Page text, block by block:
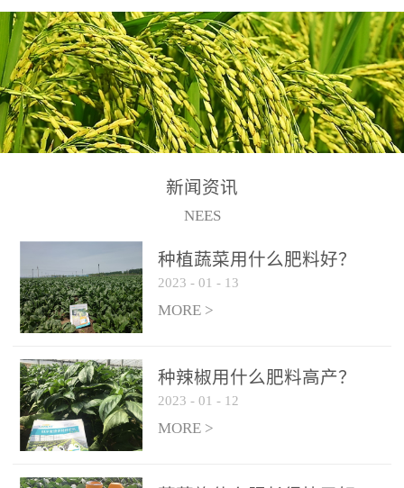
释放并快速补充营养。3、
作为补氮肥使用：30-100
倍喷施，在开花前期、幼
果期及采摘后各施一次，
间隔2-3周喷施一次。4、
作为叶面肥喷施使用：稀
周喷施一次。5、冲施及滴
灌：亩用量2-3公斤，冲施
进水75%后再进肥效果更
佳。
200g，成年树放射状沟
施，每棵用0.5kg-1kg，可
拌肥施，也可拌土施。4、
拌苗床土：每平方米苗床
土用本品1kg-2kg与苗床土
混匀后播种。5、园林盆
土用本品30g-50g追肥或作
底肥。
料【产品剂型】水剂【产
品规格】5kg、20kg【技术
指标】有机质≥200g/L、
N+K2O70g/L、PH:6.5-
8.5、水不溶物≤50g/L【执
行标准】NY/T3831-
(2019)准字15306号【使用
灌及无土栽培和营养液的
配方施肥。1、苗期冲施、
滴灌:3-5kg/亩/次(45-75kg/
公顷/次)。2、花前花后或
生长前期︰冲施、滴灌2.5-
5kg/亩/次配合大量元素水
溶肥一起使用，花芽、花
苞饱满，座果率高。3、幼
料【产品剂型】水剂【产
品规格】5kg、20kg【技术
指标】有机质≥200g/L、
N+K2O70g/L、PH:6.5-
8.5、水不溶物≤50g/L【执
行标准】NY/T3831-
(2019)准字15306号【使用
方法】适合于基施、追
灌及无土栽培和营养液的
配方施肥。1、苗期冲施、
5kg/亩/次配合大量元素水
新闻资讯
NEES
种植蔬菜用什么肥料好？
2023 - 01 - 13
MORE >
种辣椒用什么肥料高产？
2023 - 01 - 12
MORE >